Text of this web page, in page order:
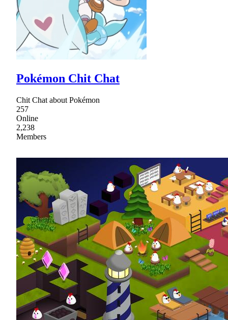
Pokémon Chit Chat
Chit Chat about Pokémon
257
Online
2,238
Members